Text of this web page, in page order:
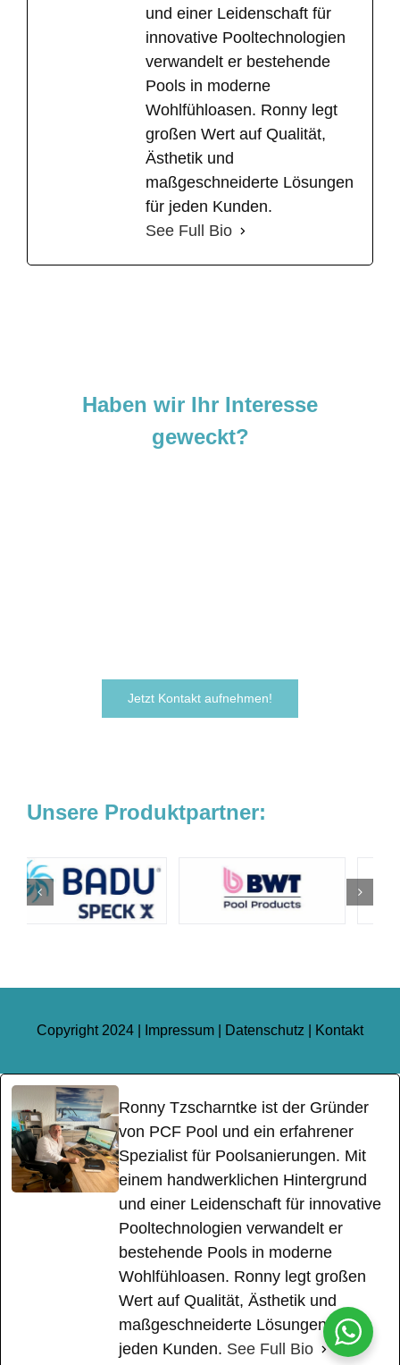
und einer Leidenschaft für
innovative Pooltechnologien
verwandelt er bestehende
Pools in moderne
Wohlfühloasen. Ronny legt
großen Wert auf Qualität,
Ästhetik und
maßgeschneiderte Lösungen
für jeden Kunden.
See Full Bio
Haben wir Ihr Interesse
geweckt?
Jetzt Kontakt aufnehmen!
Unsere Produktpartner:
Copyright 2024 | Impressum Datenschutz Kontakt
Ronny Tzscharntke ist der Gründer
von PCF Pool und ein erfahrener
Spezialist für Poolsanierungen. Mit
einem handwerklichen Hintergrund
und einer Leidenschaft für innovative
Pooltechnologien verwandelt er
bestehende Pools in moderne
Wohlfühloasen. Ronny legt großen
Wert auf Qualität, Ästhetik und
maßgeschneiderte Lösungen für
jeden Kunden. See Full Bio